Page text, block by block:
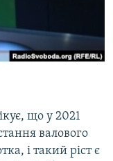
що у 2021
валового
і такий ріст є